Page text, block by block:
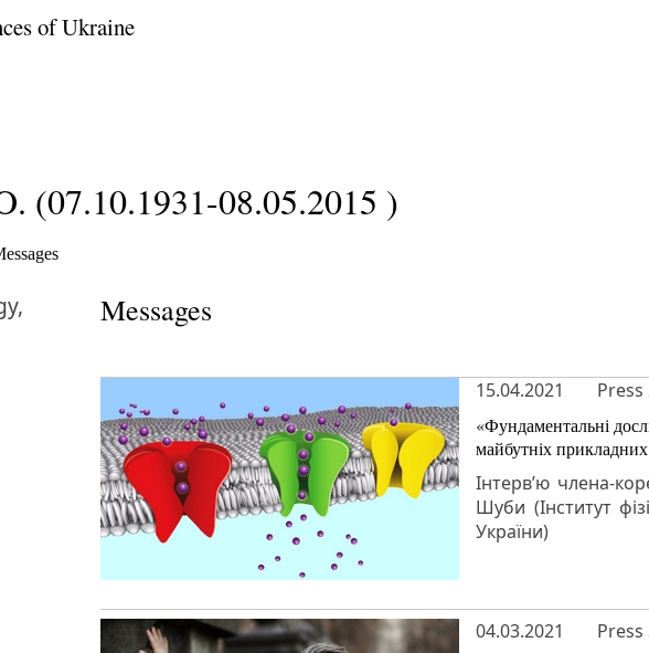
of Ukraine
(07.10.1931-08.05.2015 )
Messages
15.04.2021
«Фундаментальні
майбутніх прикладних
Інтерв’ю члена-
Шуби (Інститут
України)
04.03.2021